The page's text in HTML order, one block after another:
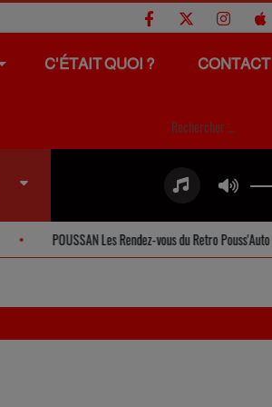
C'ÉTAIT QUOI ? CONTACT
POUSSAN Les Rendez-vous du Retro Pouss'Auto